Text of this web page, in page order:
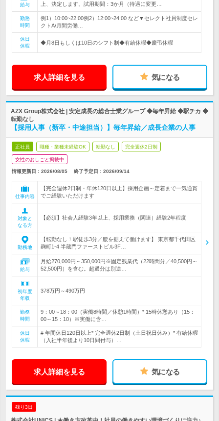
給与
上、決定します。試用期間：3か月（待遇に変更…
勤務
時間
例1）10:00~22:00例2）12:00~24:00 など▼セレクト社員制度セレ
クトA/月間労働…
休日
休暇
◆月8日もしくは10日のシフト制◆有給休暇◆慶弔休暇
求人詳細を見る 気になる
AZX Group株式会社 | 安定成長の総合士業グループ ◆毎年昇給 ◆駅チカ ◆
転勤なし
【採用人事（新卒・中途担当）】毎年昇給／成長企業の人事
正社員 職種・業種未経験OK 転勤なし 完全週休2日制
女性のおしごと掲載中
情報更新日：2026/08/05 終了予定日： 2026/09/14
仕事内容
【完全週休2日制・年休120日以上】採用企画～定着まで一気通貫
でご経験いただけます
対象と
なる方
【必須】社会人経験3年以上、採用業務（関連）経験2年程度
勤務地
【転勤なし！駅徒歩3分／腰を据えて働けます】 東京都千代田区
麹町1-4 半蔵門ファーストビル3F…
給与
月給270,000円～350,000円※固定残業代（22時間分／40,500円～
52,500円）を含む。超過分は別途…
初年度
年収
378万円～490万円
勤務
時間
9：00～18：00（実働8時間／休憩1時間）* 15時休憩あり（15：
00～15：10）※実働に含…
休日
休暇
# 年間休日120日以上* 完全週休2日制（土日祝日休み）* 有給休暇
（入社半年後より10日間付与）…
求人詳細を見る 気になる
残り3日